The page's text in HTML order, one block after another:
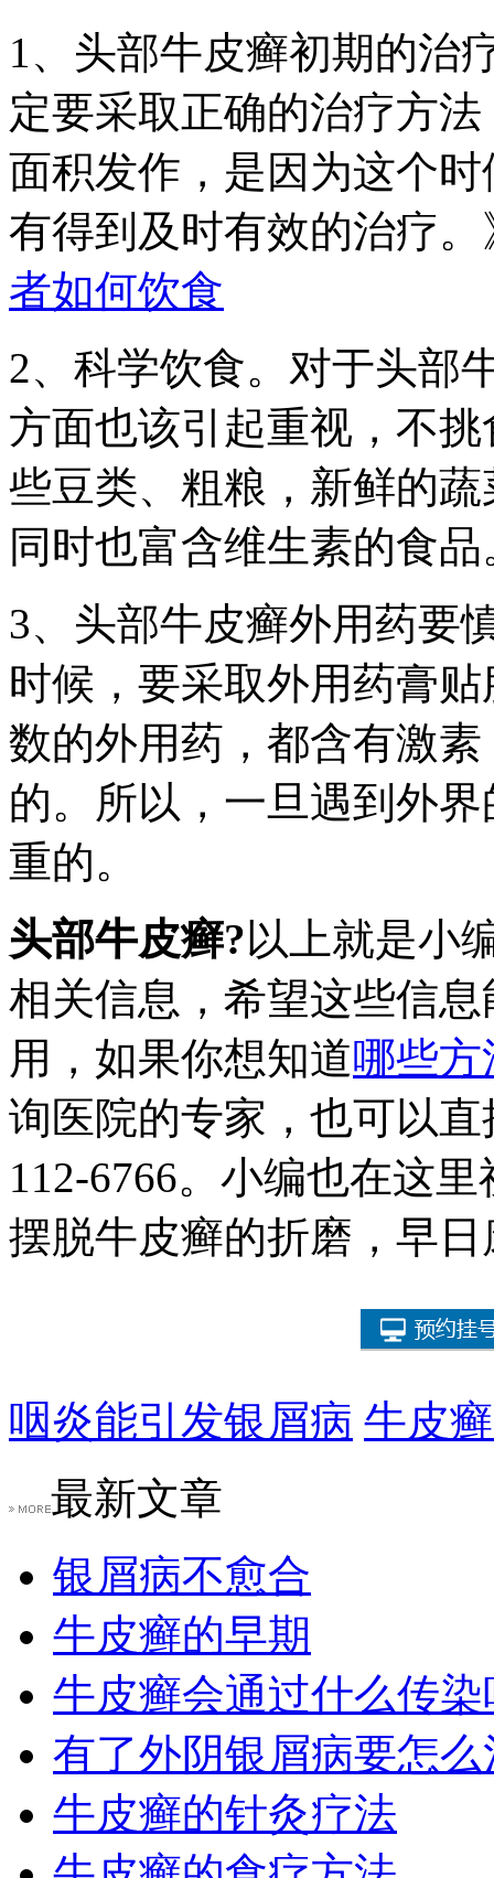
1、头部牛皮癣初期的治
定要采取正确的治疗方
面积发作，是因为这个
有得到及时有效的治疗
者如何饮食
2、科学饮食。对于头部
方面也该引起重视，不
些豆类、粗粮，新鲜的
同时也富含维生素的食品
3、头部牛皮癣外用药要
时候，要采取外用药膏
数的外用药，都含有激
的。所以，一旦遇到外
重的。
头部牛皮癣?以上就是小
相关信息，希望这些信
用，如果你想知道哪些
询医院的专家，也可以
112-6766。小编也在这
摆脱牛皮癣的折磨，早日
咽炎能引发银屑病 牛皮
最新文章
银屑病不愈合
牛皮癣的早期
牛皮癣会通过什么传染
有了外阴银屑病要怎么
牛皮癣的针灸疗法